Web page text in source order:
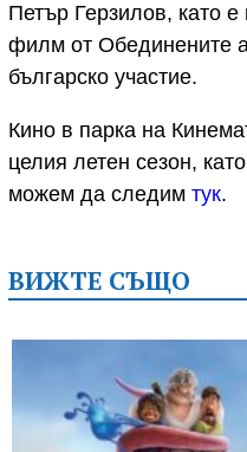
Петър Герзилов, като
филм от Обединените
българско участие.
Кино в парка на
целия летен сезон,
можем да следим тук.
ВИЖТЕ СЪЩО